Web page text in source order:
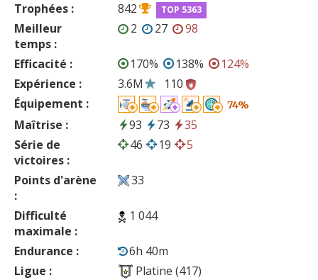
Trophées :
842 TOP 5363
Meilleur
temps :
2 27 98
Efficacité : 170% 138%
124%
Expérience :
3.6M
110
Équipement :
74%
Maîtrise : 93 73
35
Série de
victoires :
46 19 5
Points d'arène
:
33
Difficulté
maximale :
1 044
Endurance :
6h 40m
Ligue :
Platine (417)